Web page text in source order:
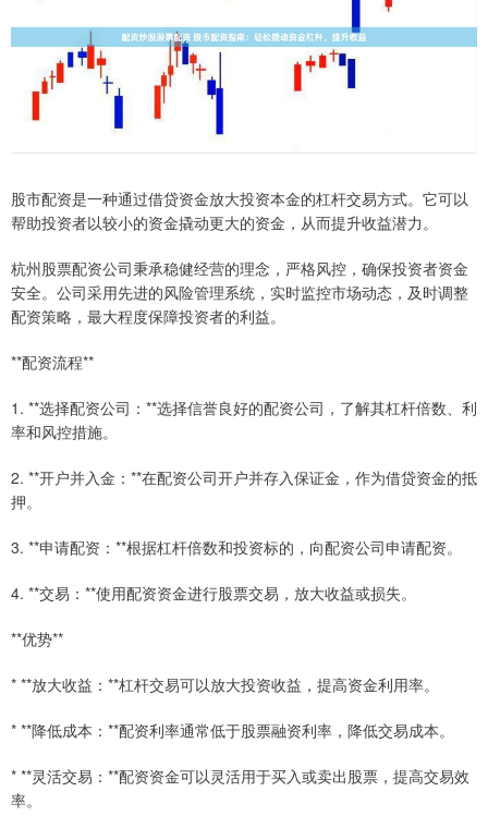
股市配资是一种通过借贷资金放大投资本金的杠杆交易方式。它可以
帮助投资者以较小的资金撬动更大的资金，从而提升收益潜力。
杭州股票配资公司秉承稳健经营的理念，严格风控，确保投资者资金
安全。公司采用先进的风险管理系统，实时监控市场动态，及时调整
配资策略，最大程度保障投资者的利益。
**配资流程**
1. **选择配资公司：**选择信誉良好的配资公司，了解其杠杆倍数、利
率和风控措施。
2. **开户并入金：**在配资公司开户并存入保证金，作为借贷资金的抵
押。
3. **申请配资：**根据杠杆倍数和投资标的，向配资公司申请配资。
4. **交易：**使用配资资金进行股票交易，放大收益或损失。
**优势**
* **放大收益：**杠杆交易可以放大投资收益，提高资金利用率。
* **降低成本：**配资利率通常低于股票融资利率，降低交易成本。
* **灵活交易：**配资资金可以灵活用于买入或卖出股票，提高交易效
率。